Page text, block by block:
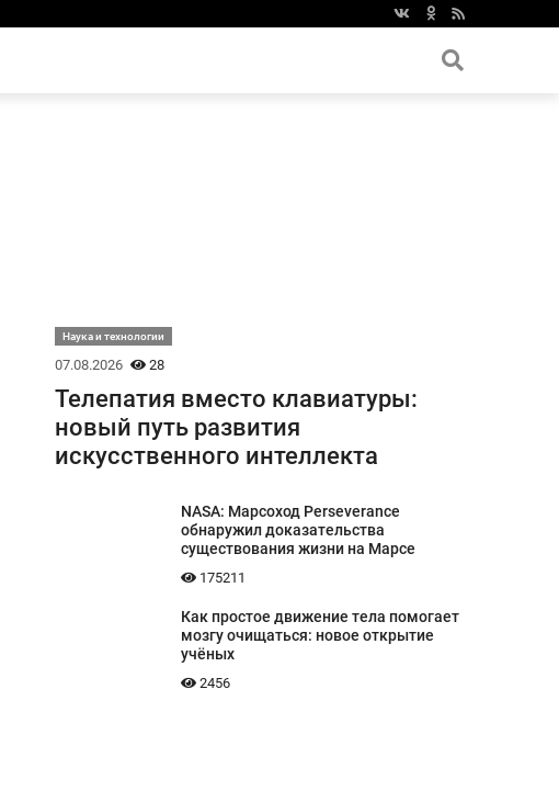
Наука и технологии
07.08.2026 28
Телепатия вместо клавиатуры:
новый путь развития
искусственного интеллекта
NASA: Марсоход Perseverance
обнаружил доказательства
существования жизни на Марсе
175211
Как простое движение тела помогает
мозгу очищаться: новое открытие
учёных
2456